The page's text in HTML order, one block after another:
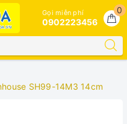
0
Gọi miễn phí
0902223456
SH99-14M3 14cm